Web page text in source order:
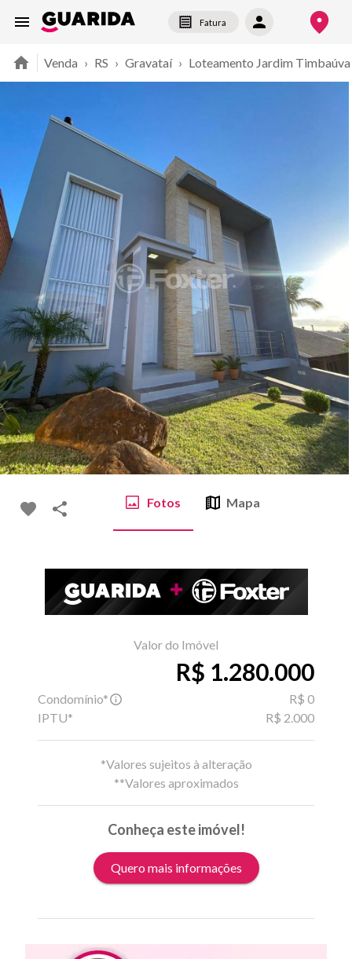
Fatura
Venda › RS › Gravataí › Loteamento Jardim Timbaúva
Fotos Mapa
Valor do Imóvel
R$ 1.280.000
Condomínio*
R$ 0
IPTU*
R$ 2.000
*Valores sujeitos à alteração
**Valores aproximados
Conheça este imóvel!
Quero mais informações